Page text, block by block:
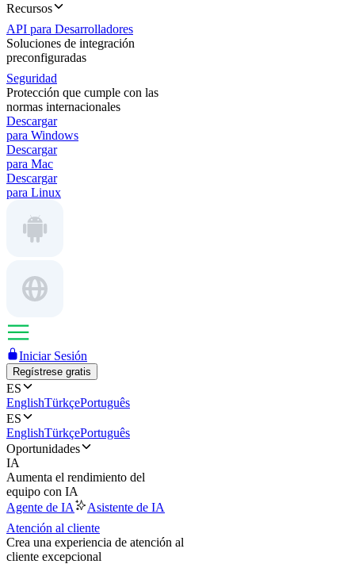
Recursos
API para Desarrolladores
Soluciones de integración
preconfiguradas
Seguridad
Protección que cumple con las
normas internacionales
Descargar
para Windows
Descargar
para Mac
Descargar
para Linux
Iniciar Sesión
Regístrese gratis
ES
EnglishTürkçePortuguês
ES
EnglishTürkçePortuguês
Oportunidades
IA
Aumenta el rendimiento del
equipo con IA
Agente de IA
Asistente de IA
Atención al cliente
Crea una experiencia de atención al
cliente excepcional